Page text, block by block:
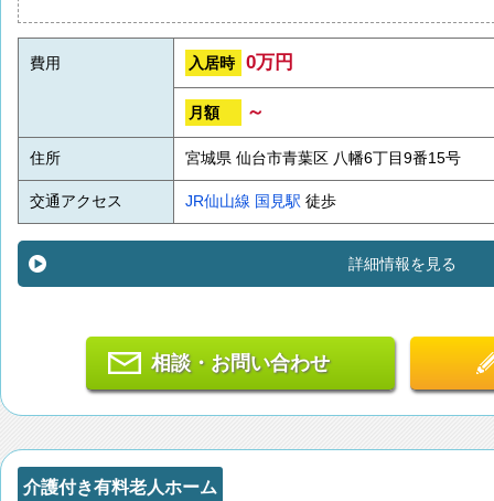
費用 入居時 0万円
月額 ～
住所 宮城県 仙台市青葉区 八幡6丁目9番15号
交通アクセス JR仙山線 国見駅 徒歩
詳細情報を見る
相談・お問い合わせ
介護付き有料老人ホーム